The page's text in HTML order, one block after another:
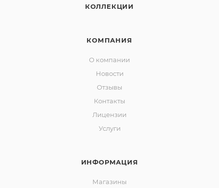
КОЛЛЕКЦИИ
КОМПАНИЯ
О компании
Новости
Отзывы
Контакты
Лицензии
Услуги
ИНФОРМАЦИЯ
Магазины